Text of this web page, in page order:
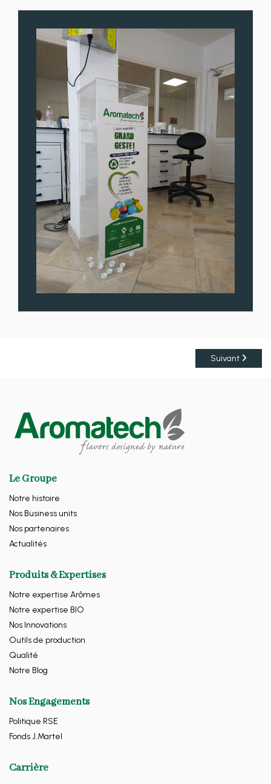
Suivant
Le Groupe
Notre histoire
Nos Business units
Nos partenaires
Actualités
Produits & Expertises
Notre expertise Arômes
Notre expertise BIO
Nos Innovations
Outils de production
Qualité
Notre Blog
Nos Engagements
Politique RSE
Fonds J.Martel
Carrière